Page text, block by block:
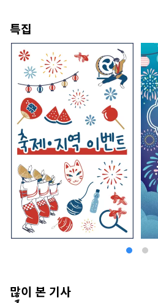
특집
많이 본 기사